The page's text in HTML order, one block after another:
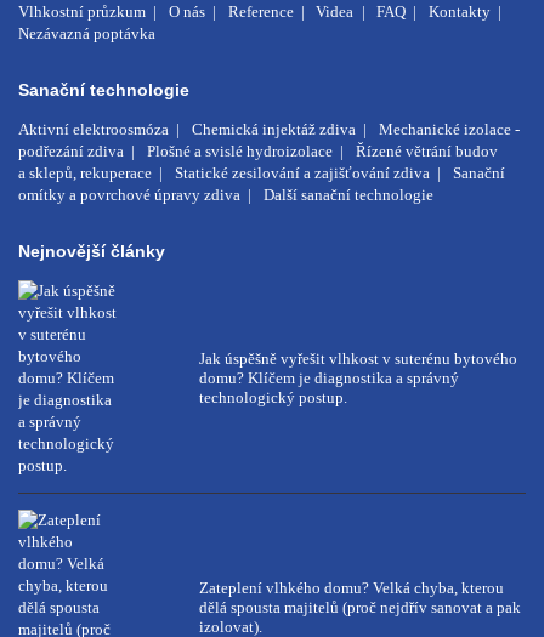
Vlhkostní průzkum O nás Reference Videa FAQ
Kontakty
Nezávazná poptávka
Sanační technologie
Aktivní elektroosmóza Chemická injektáž zdiva
Mechanické izolace -
podřezání zdiva
Plošné a svislé hydroizolace
Řízené větrání budov
a sklepů, rekuperace
Statické zesilování a zajišťování zdiva
Sanační
omítky a povrchové úpravy zdiva
Další sanační technologie
Nejnovější články
Jak úspěšně vyřešit vlhkost v suterénu bytového
domu? Klíčem je diagnostika a správný
technologický postup.
Zateplení vlhkého domu? Velká chyba, kterou
dělá spousta majitelů (proč nejdřív sanovat a pak
izolovat).